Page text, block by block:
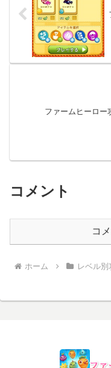
ファームヒーロー
コメント
コ
ホーム レベル別